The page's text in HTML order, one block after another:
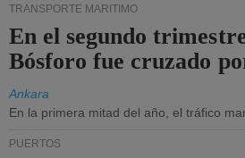
TRANSPORTE MARÍTIMO
En el segundo
Bósforo fue cruzado
Ankara
En la primera mitad del año, el tráfico
PUERTOS